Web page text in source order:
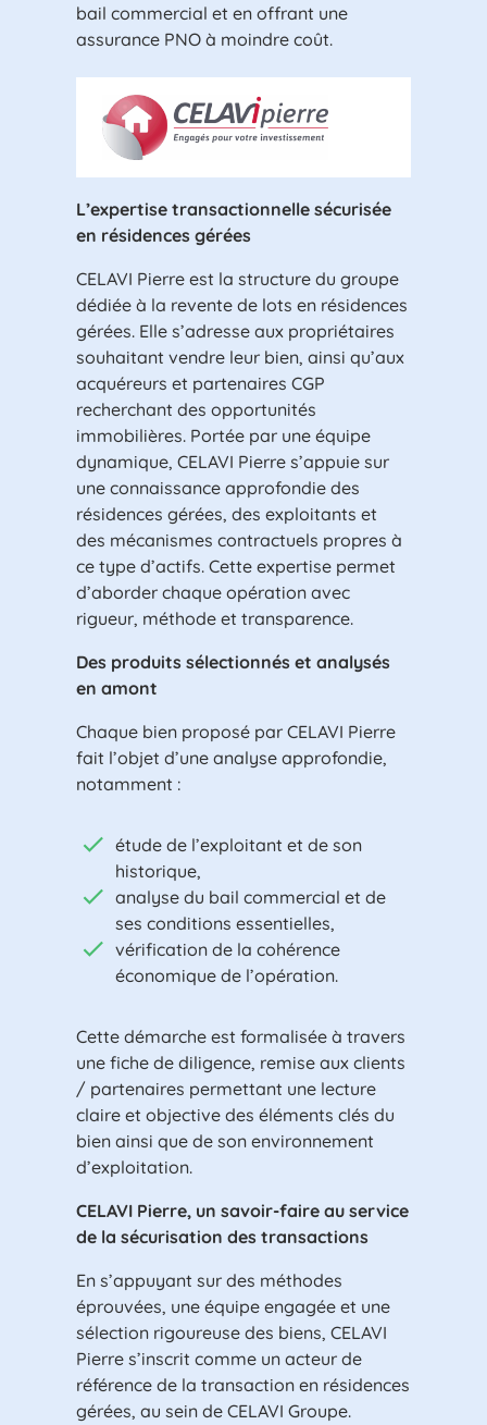
bail commercial et en offrant une
assurance PNO à moindre coût.
L’expertise transactionnelle sécurisée
en résidences gérées
CELAVI Pierre est la structure du groupe
dédiée à la revente de lots en résidences
gérées. Elle s’adresse aux propriétaires
souhaitant vendre leur bien, ainsi qu’aux
acquéreurs et partenaires CGP
recherchant des opportunités
immobilières. Portée par une équipe
dynamique, CELAVI Pierre s’appuie sur
une connaissance approfondie des
résidences gérées, des exploitants et
des mécanismes contractuels propres à
ce type d’actifs. Cette expertise permet
d’aborder chaque opération avec
rigueur, méthode et transparence.
Des produits sélectionnés et analysés
en amont
Chaque bien proposé par CELAVI Pierre
fait l’objet d’une analyse approfondie,
notamment :
étude de l’exploitant et de son
historique,
analyse du bail commercial et de
ses conditions essentielles,
vérification de la cohérence
économique de l’opération.
Cette démarche est formalisée à travers
une fiche de diligence, remise aux clients
/ partenaires permettant une lecture
claire et objective des éléments clés du
bien ainsi que de son environnement
d’exploitation.
CELAVI Pierre, un savoir-faire au service
de la sécurisation des transactions
En s’appuyant sur des méthodes
éprouvées, une équipe engagée et une
sélection rigoureuse des biens, CELAVI
Pierre s’inscrit comme un acteur de
référence de la transaction en résidences
gérées, au sein de CELAVI Groupe.